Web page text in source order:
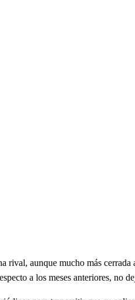
rival, aunque mucho más
a los meses anteriores, no